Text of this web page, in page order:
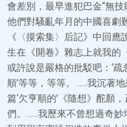
會差別，最早進犯巴金“無技
他們對騷亂年月的中國喜劇
《〈摸索集〉后記》中回
生在《開卷》雜志上就我的
或許說是嚴格的批駁吧：‘疏
順’等等，等等。……我沉著
篇‘欠亨順的’《隨想》酡顏
們。……我歷來不曾想過奇